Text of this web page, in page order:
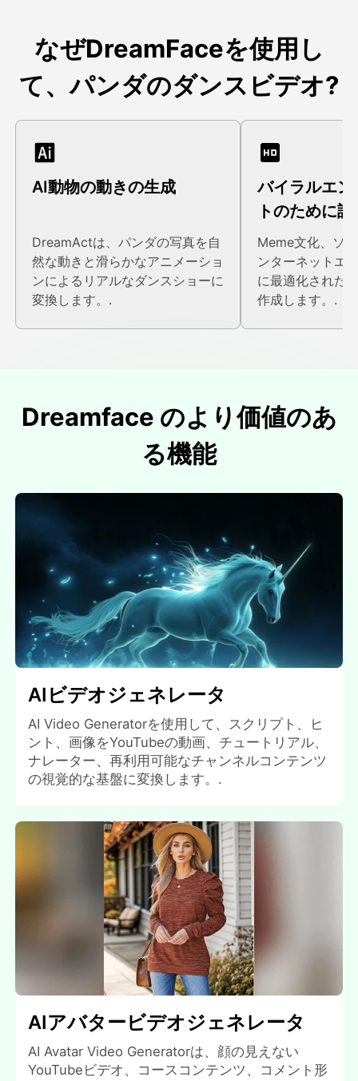
なぜDreamFaceを使用し
て、パンダのダンスビデオ?
AI動物の動きの生成
DreamActは、パンダの写真を自
然な動きと滑らかなアニメーショ
ンによるリアルなダンスショーに
変換します。.
バイラルエ
トのために
Meme文化、ソ
ンターネットエ
に最適化された
作成します。.
Dreamface のより価値のあ
る機能
AIビデオジェネレータ
AI Video Generatorを使用して、スクリプト、ヒ
ント、画像をYouTubeの動画、チュートリアル、
ナレーター、再利用可能なチャンネルコンテンツ
の視覚的な基盤に変換します。.
AIアバタービデオジェネレータ
AI Avatar Video Generatorは、顔の見えない
YouTubeビデオ、コースコンテンツ、コメント形